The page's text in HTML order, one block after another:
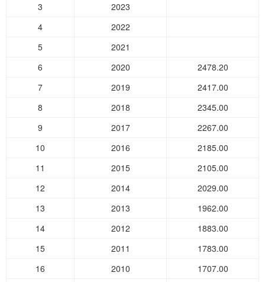
3
2023
4
2022
5
2021
6
2020
2478.20
7
2019
2417.00
8
2018
2345.00
9
2017
2267.00
10
2016
2185.00
11
2015
2105.00
12
2014
2029.00
13
2013
1962.00
14
2012
1883.00
15
2011
1783.00
16
2010
1707.00